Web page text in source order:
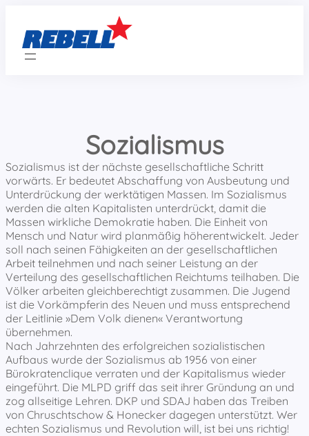
springen
Sozialismus
Sozialismus ist der nächste gesellschaftliche Schritt
vorwärts. Er bedeutet Abschaffung von Ausbeutung und
Unterdrückung der werktätigen Massen. Im Sozialismus
werden die alten Kapitalisten unterdrückt, damit die
Massen wirkliche Demokratie haben. Die Einheit von
Mensch und Natur wird planmäßig höherentwickelt. Jeder
soll nach seinen Fähigkeiten an der gesellschaftlichen
Arbeit teilnehmen und nach seiner Leistung an der
Verteilung des gesellschaftlichen Reichtums teilhaben. Die
Völker arbeiten gleichberechtigt zusammen. Die Jugend
ist die Vorkämpferin des Neuen und muss entsprechend
der Leitlinie »Dem Volk dienen« Verantwortung
übernehmen.
Nach Jahrzehnten des erfolgreichen sozialistischen
Aufbaus wurde der Sozialismus ab 1956 von einer
Bürokratenclique verraten und der Kapitalismus wieder
eingeführt. Die MLPD griff das seit ihrer Gründung an und
zog allseitige Lehren. DKP und SDAJ haben das Treiben
von Chruschtschow & Honecker dagegen unterstützt. Wer
echten Sozialismus und Revolution will, ist bei uns richtig!